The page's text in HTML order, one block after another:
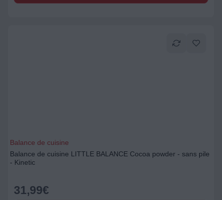
Balance de cuisine
Balance de cuisine LITTLE BALANCE Cocoa powder - sans pile
- Kinetic
31,99€